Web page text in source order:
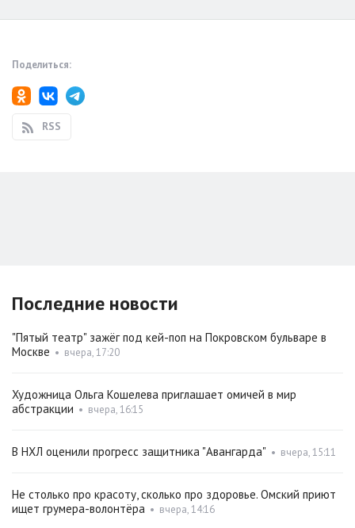
Поделиться:
RSS
Последние новости
"Пятый театр" зажёг под кей-поп на Покровском бульваре в
Москве • вчера, 17:20
Художница Ольга Кошелева приглашает омичей в мир
абстракции • вчера, 16:15
В НХЛ оценили прогресс защитника "Авангарда" • вчера, 15:11
Не столько про красоту, сколько про здоровье. Омский приют
ищет грумера-волонтёра • вчера, 14:16